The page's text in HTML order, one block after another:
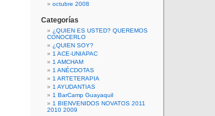
octubre 2008
Categorías
¿QUIEN ES USTED? QUEREMOS
CONOCERLO
¿QUIEN SOY?
1 ACE-UNIAPAC
1 AMCHAM
1 ANÉCDOTAS
1 ARTETERAPIA
1 AYUDANTIAS
1 BarCamp Guayaquil
1 BIENVENIDOS NOVATOS 2011
2010 2009